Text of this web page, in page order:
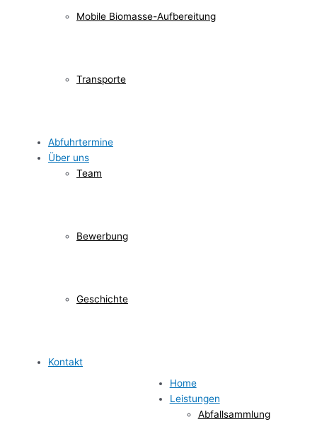
Mobile Biomasse-Aufbereitung
Transporte
Abfuhrtermine
Über uns
Team
Bewerbung
Geschichte
Kontakt
Home
Leistungen
Abfallsammlung